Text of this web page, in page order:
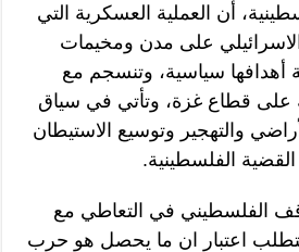
أن العملية العسكرية التي
على مدن ومخيمات
أهدافها سياسية، وتنسجم مع
على قطاع غزة، وتأتي في سياق
والتهجير وتوسيع الاستيطان
الفلسطينية.
الفلسطيني في التعاطي مع
اعتبار ان ما يحصل هو حرب